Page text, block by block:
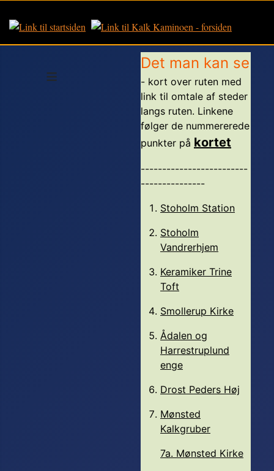
≡
Det man kan se
- kort over ruten med
link til omtale af steder
langs ruten. Linkene
følger de nummererede
punkter på kortet
-------------------------
---------------
Stoholm Station
Stoholm
Vandrerhjem
Keramiker Trine
Toft
Smollerup Kirke
Ådalen og
Harrestruplund
enge
Drost Peders Høj
Mønsted
Kalkgruber
7a. Mønsted Kirke